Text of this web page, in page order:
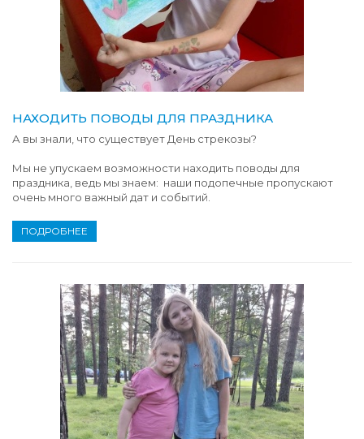
НАХОДИТЬ ПОВОДЫ ДЛЯ ПРАЗДНИКА
А вы знали, что существует День стрекозы?
Мы не упускаем возможности находить поводы для
праздника, ведь мы знаем: наши подопечные пропускают
очень много важный дат и событий.
ПОДРОБНЕЕ